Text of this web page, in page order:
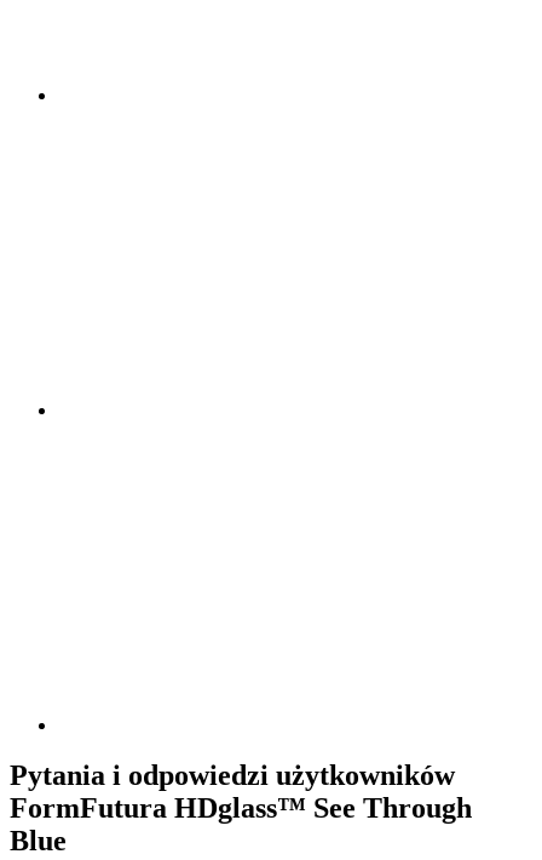
Pytania i odpowiedzi użytkowników
FormFutura HDglass™ See Through
Blue